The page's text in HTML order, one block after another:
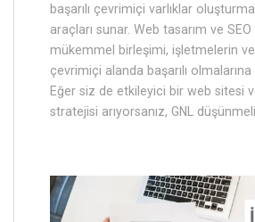
başarılı çevrimiçi varlıklar
araçları sunar. Web tasarım ve SEO
mükemmel birleşimi, işletmelerin
çevrimiçi alanda başarılı olmalarına
Eğer siz de etkileyici bir web sitesi
stratejisi arıyorsanız, GNL